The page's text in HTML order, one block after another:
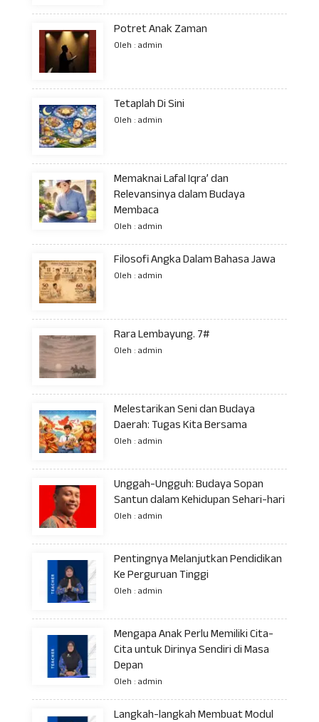
Potret Anak Zaman
Oleh : admin
Tetaplah Di Sini
Oleh : admin
Memaknai Lafal Iqra’ dan
Relevansinya dalam Budaya
Membaca
Oleh : admin
Filosofi Angka Dalam Bahasa Jawa
Oleh : admin
Rara Lembayung. 7#
Oleh : admin
Melestarikan Seni dan Budaya
Daerah: Tugas Kita Bersama
Oleh : admin
Unggah-Ungguh: Budaya Sopan
Santun dalam Kehidupan Sehari-hari
Oleh : admin
Pentingnya Melanjutkan Pendidikan
Ke Perguruan Tinggi
Oleh : admin
Mengapa Anak Perlu Memiliki Cita-
Cita untuk Dirinya Sendiri di Masa
Depan
Oleh : admin
Langkah-langkah Membuat Modul